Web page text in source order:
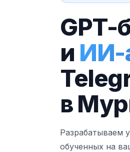
GPT-
и ИИ-
в
Разрабатываем
обученных на